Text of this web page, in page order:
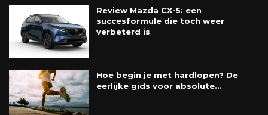
Review Mazda CX-5: een
succesformule die toch weer
verbeterd is
Hoe begin je met hardlopen? De
eerlijke gids voor absolute...